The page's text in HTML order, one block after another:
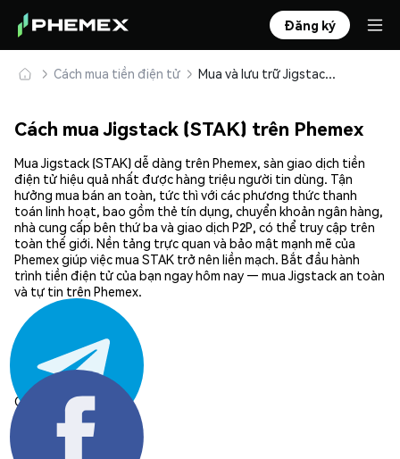
Đăng ký
Cách mua tiền điện tử Mua và lưu trữ Jigstack (STAK) an toàn
Cách mua Jigstack (STAK) trên Phemex
Mua Jigstack (STAK) dễ dàng trên Phemex, sàn giao dịch tiền
điện tử hiệu quả nhất được hàng triệu người tin dùng. Tận
hưởng mua bán an toàn, tức thì với các phương thức thanh
toán linh hoạt, bao gồm thẻ tín dụng, chuyển khoản ngân hàng,
nhà cung cấp bên thứ ba và giao dịch P2P, có thể truy cập trên
toàn thế giới. Nền tảng trực quan và bảo mật mạnh mẽ của
Phemex giúp việc mua STAK trở nên liền mạch. Bắt đầu hành
trình tiền điện tử của bạn ngay hôm nay — mua Jigstack an toàn
và tự tin trên Phemex.
Chia sẻ: